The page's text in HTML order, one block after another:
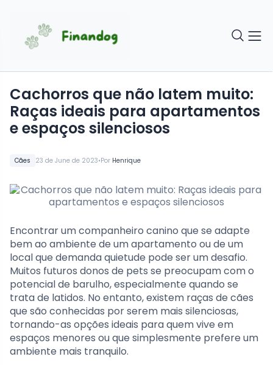
Cães 23 de June de 2023•Por Henrique
Cachorros que não latem muito:
Raças ideais para apartamentos
e espaços silenciosos
Encontrar um companheiro canino que se adapte
bem ao ambiente de um apartamento ou de um
local que demanda quietude pode ser um desafio.
Muitos futuros donos de pets se preocupam com o
potencial de barulho, especialmente quando se
trata de latidos. No entanto, existem raças de cães
que são conhecidas por serem mais silenciosas,
tornando-as opções ideais para quem vive em
espaços menores ou que simplesmente prefere um
ambiente mais tranquilo.